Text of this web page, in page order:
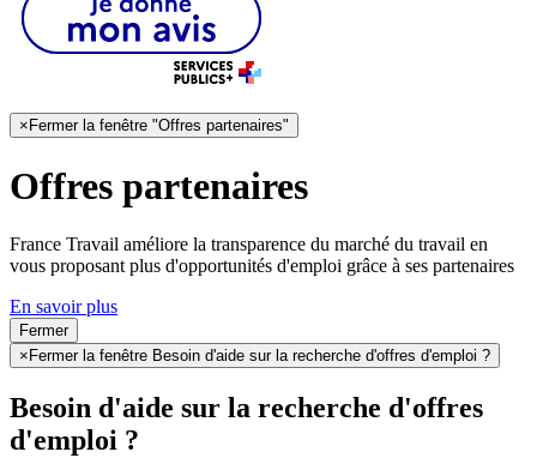
× Fermer la fenêtre "Offres partenaires"
Offres partenaires
France Travail améliore la transparence du marché du travail en
vous proposant plus d'opportunités d'emploi grâce à ses partenaires
En savoir plus
Fermer
× Fermer la fenêtre Besoin d'aide sur la recherche d'offres d'emploi ?
Besoin d'aide sur la recherche d'offres
d'emploi ?